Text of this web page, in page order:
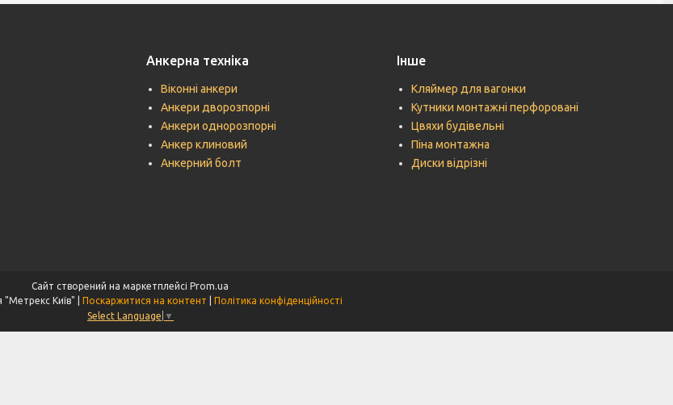
Анкерна техніка
Віконні анкери
Анкери дворозпорні
Анкери однорозпорні
Анкер клиновий
Анкерний болт
Інше
Кляймер для вагонки
Кутники монтажні перфоровані
Цвяхи будівельні
Піна монтажна
Диски відрізні
Сайт створений на маркетплейсі Prom.ua
Поскаржитися на контент
Політика конфіденційності
Select Language ▼